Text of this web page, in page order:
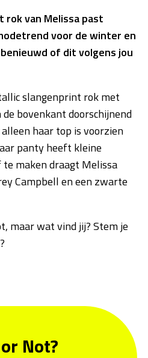
rok van Melissa past
voor de winter en
of dit volgens jou
slangenprint rok met
bovenkant doorschijnend
haar top is voorzien
panty heeft kleine
te maken draagt Melissa
Campbell en een zwarte
maar wat vind jij? Stem je
Not?